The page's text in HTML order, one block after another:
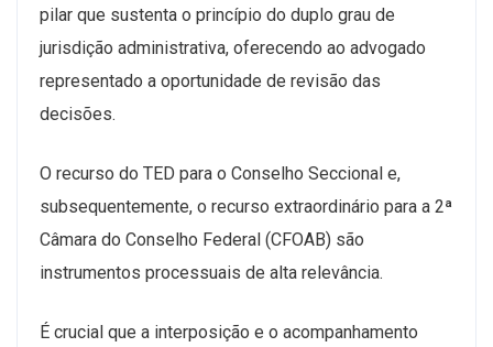
pilar que sustenta o princípio do duplo grau de
jurisdição administrativa, oferecendo ao advogado
representado a oportunidade de revisão das
decisões.
O recurso do TED para o Conselho Seccional e,
subsequentemente, o recurso extraordinário para a 2ª
Câmara do Conselho Federal (CFOAB) são
instrumentos processuais de alta relevância.
É crucial que a interposição e o acompanhamento